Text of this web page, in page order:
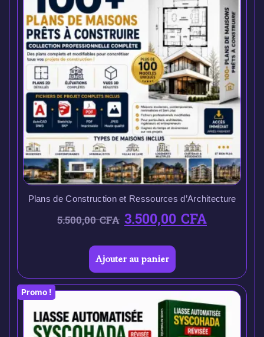
Plans de Construction et Ressources d’Architecture
5.500,00CFA 3.500,00CFA
Ajouter au panier
Promo !